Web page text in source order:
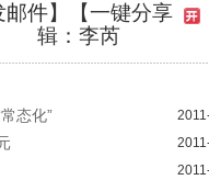
邮件】
【一键分享
辑：李芮
态化”